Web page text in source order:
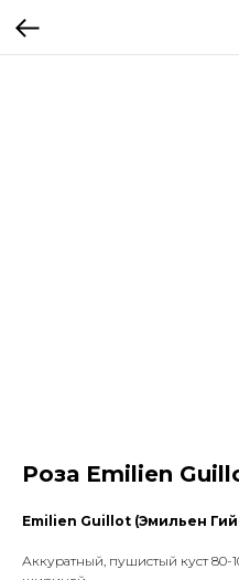
Роза Emilien
Emilien Guillot (Эмильен
Аккуратный, пушистый куст 80-